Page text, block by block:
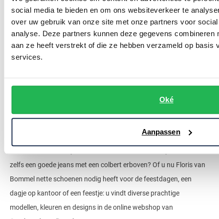
social media te bieden en om ons websiteverkeer te
over uw gebruik van onze site met onze partners voor
analyse. Deze partners kunnen deze gegevens combineren
aan ze heeft verstrekt of die ze hebben verzameld op basis
services.
Oké
Aanpassen
nette schoenen bruin effen leer met gesp
€ 269,95
dat nette schoenen ideaal zijn voor een formele gelegenheid zoals
een jubileum, zakelijke afspraak of een bruiloft. Maar wist u dat
zelfs een goede jeans met een colbert erboven? Of u nu Floris van
Bommel nette schoenen nodig heeft voor de feestdagen, een
dagje op kantoor of een feestje: u vindt diverse prachtige
modellen, kleuren en designs in de online webshop van